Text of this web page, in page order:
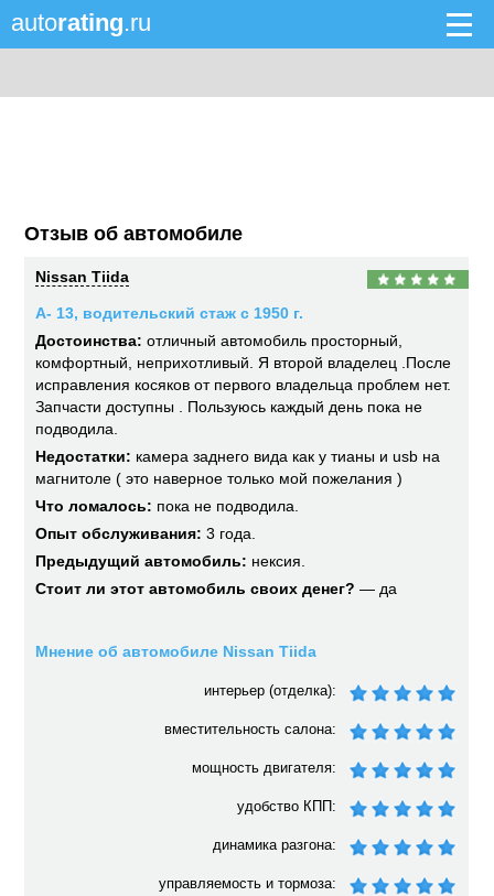
autorating.ru
Отзыв об автомобиле
Nissan Tiida
А- 13, водительский стаж с 1950 г.
Достоинства: отличный автомобиль просторный,
комфортный, неприхотливый. Я второй владелец .После
исправления косяков от первого владельца проблем нет.
Запчасти доступны . Пользуюсь каждый день пока не
подводила.
Недостатки: камера заднего вида как у тианы и usb на
магнитоле ( это наверное только мой пожелания )
Что ломалось: пока не подводила.
Опыт обслуживания: 3 года.
Предыдущий автомобиль: нексия.
Стоит ли этот автомобиль своих денег? — да
Мнение об автомобиле Nissan Tiida
интерьер (отделка):
вместительность салона:
мощность двигателя:
удобство КПП:
динамика разгона:
управляемость и тормоза: